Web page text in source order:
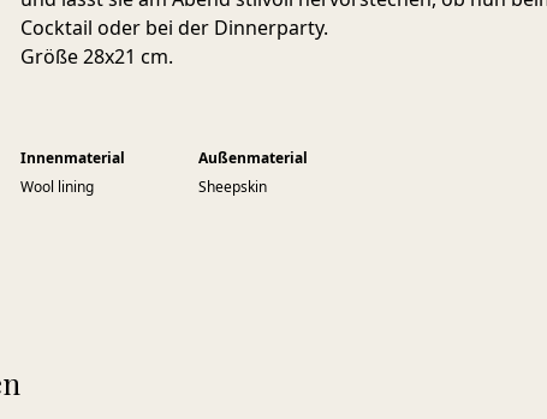
Cocktail oder bei der Dinnerparty.
Größe 28x21 cm.
Innenmaterial
Wool lining
Außenmaterial
Sheepskin